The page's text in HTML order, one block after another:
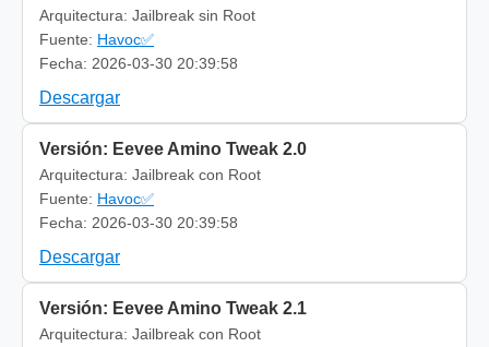
Arquitectura: Jailbreak sin Root
Fuente: Havoc✅
Fecha: 2026-03-30 20:39:58
Descargar
Versión: Eevee Amino Tweak 2.0
Arquitectura: Jailbreak con Root
Fuente: Havoc✅
Fecha: 2026-03-30 20:39:58
Descargar
Versión: Eevee Amino Tweak 2.1
Arquitectura: Jailbreak con Root